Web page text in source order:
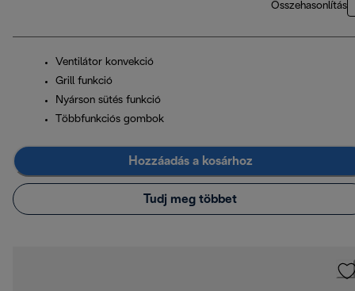
Összehasonlítás
Ventilátor konvekció
Grill funkció
Nyárson sütés funkció
Többfunkciós gombok
Hozzáadás a kosárhoz
Tudj meg többet